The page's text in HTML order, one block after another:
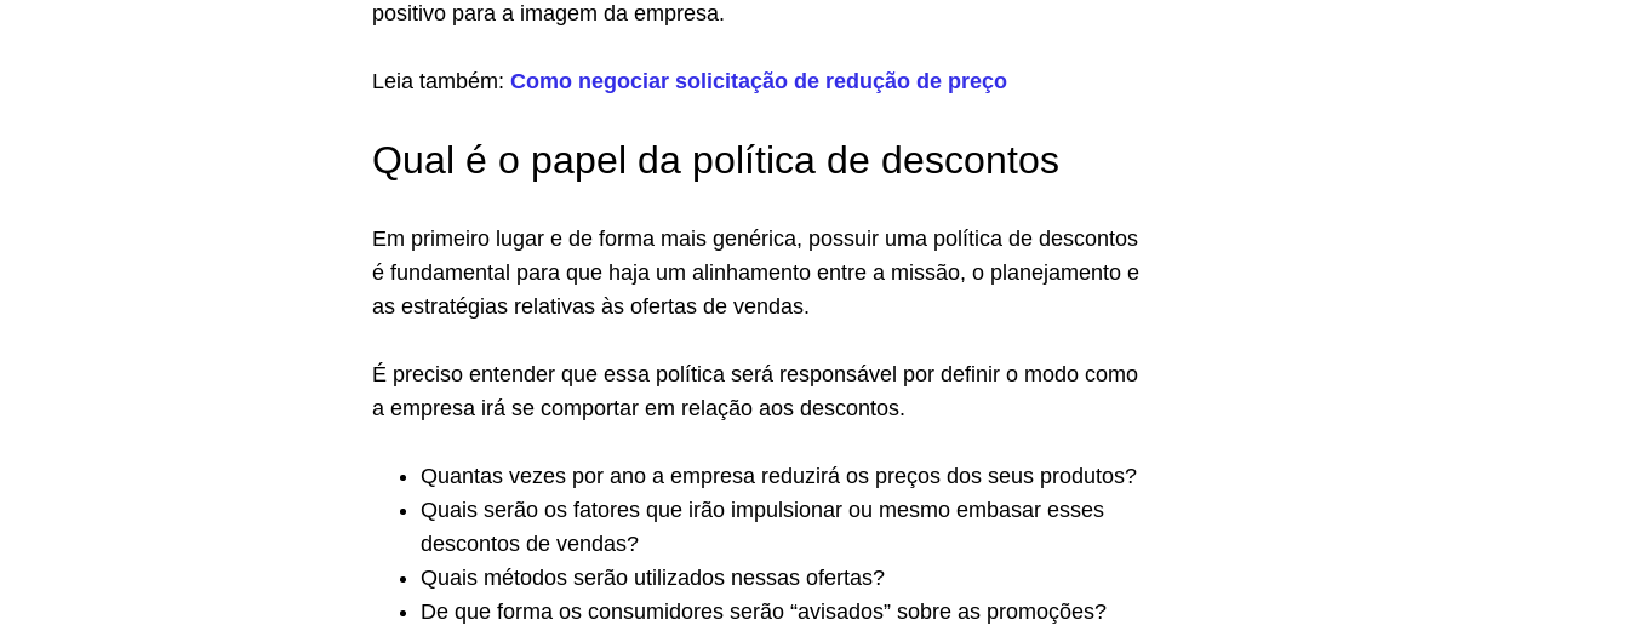
positivo para a imagem da empresa.
Leia também: Como negociar solicitação de redução de preço
Qual é o papel da política de descontos
Em primeiro lugar e de forma mais genérica, possuir uma política de descontos
é fundamental para que haja um alinhamento entre a missão, o planejamento e
as estratégias relativas às ofertas de vendas.
É preciso entender que essa política será responsável por definir o modo como
a empresa irá se comportar em relação aos descontos.
Quantas vezes por ano a empresa reduzirá os preços dos seus produtos?
Quais serão os fatores que irão impulsionar ou mesmo embasar esses
descontos de vendas?
Quais métodos serão utilizados nessas ofertas?
De que forma os consumidores serão “avisados” sobre as promoções?